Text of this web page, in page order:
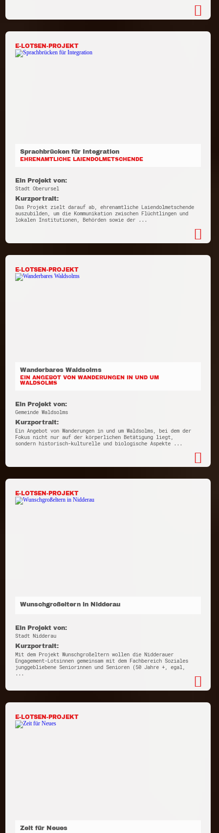
E-LOTSEN-PROJEKT
Sprachbrücken für Integration
EHRENAMTLICHE LAIENDOLMETSCHENDE
Ein Projekt von:
Stadt Oberursel
Kurzportrait:
Das Projekt zielt darauf ab, ehrenamtliche Laiendolmetschende
auszubilden, um die Kommunikation zwischen Flüchtlingen und
lokalen Institutionen, Behörden sowie der ...
E-LOTSEN-PROJEKT
Wanderbares Waldsolms
EIN ANGEBOT VON WANDERUNGEN IN UND UM
WALDSOLMS
Ein Projekt von:
Gemeinde Waldsolms
Kurzportrait:
Ein Angebot von Wanderungen in und um Waldsolms, bei dem der
Fokus nicht nur auf der körperlichen Betätigung liegt,
sondern historisch-kulturelle und biologische Aspekte ...
E-LOTSEN-PROJEKT
Wunschgroßeltern in Nidderau
Ein Projekt von:
Stadt Nidderau
Kurzportrait:
Mit dem Projekt Wunschgroßeltern wollen die Nidderauer
Engagement-Lotsinnen gemeinsam mit dem Fachbereich Soziales
junggebliebene Seniorinnen und Senioren (50 Jahre +, egal,
...
E-LOTSEN-PROJEKT
Zeit für Neues